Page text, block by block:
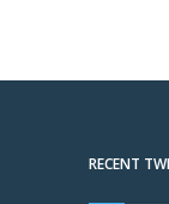
RECENT